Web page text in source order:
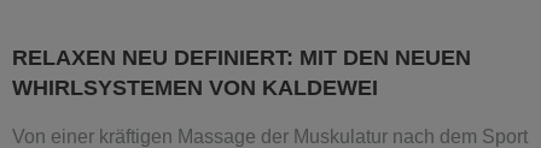
RELAXEN NEU DEFINIERT: MIT DEN NEUEN
WHIRLSYSTEMEN VON KALDEWEI
Von einer kräftigen Massage der Muskulatur nach dem Sport